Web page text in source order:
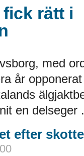
rätt i
med
år
en delseger
efter